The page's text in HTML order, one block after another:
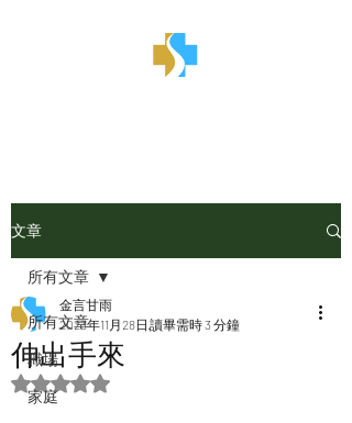
文章
所有文章
職場
家庭
所有文章
伸出手來
金言甘雨
2023年11月28日 讀畢需時 3 分鐘
評等為 NaN（最高為 5 顆星）。